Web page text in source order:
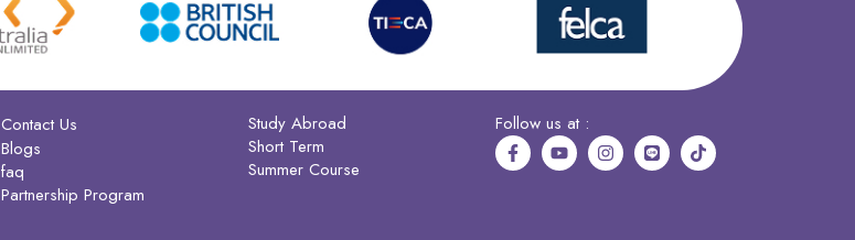
Contact Us
Blogs
faq
Partnership Program
Study Abroad
Short Term
Summer Course
Follow us at :